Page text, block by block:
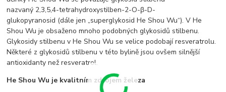
nazvaný 2,3,5,4-tetrahydroxystilben-2-O-β-D-
glukopyranosid (dále jen „superglykosid He Shou Wu“). V He
Shou Wu je obsaženo mnoho podobných glykosidů stilbenu.
Glykosidy stilbenu v He Shou Wu se velice podobají resveratrolu.
Některé z glykosidů stilbenu v této bylině jsou ovšem silnější
antioxidanty než resveratrol.
He Shou Wu je kvalitním zdrojem železa